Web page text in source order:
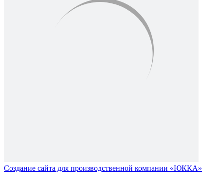
Создание сайта для производственной компании «ЮККА»